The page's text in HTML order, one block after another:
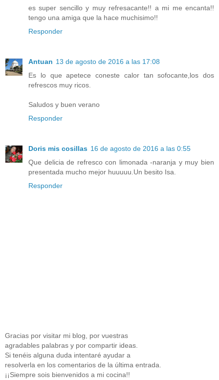
es super sencillo y muy refresacante!! a mi me encanta!!
tengo una amiga que la hace muchisimo!!
Responder
Antuan 13 de agosto de 2016 a las 17:08
Es lo que apetece coneste calor tan sofocante,los dos
refrescos muy ricos.
Saludos y buen verano
Responder
Doris mis cosillas 16 de agosto de 2016 a las 0:55
Que delicia de refresco con limonada -naranja y muy bien
presentada mucho mejor huuuuu.Un besito Isa.
Responder
Gracias por visitar mi blog, por vuestras
agradables palabras y por compartir ideas.
Si tenéis alguna duda intentaré ayudar a
resolverla en los comentarios de la última entrada.
¡¡Siempre sois bienvenidos a mi cocina!!